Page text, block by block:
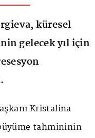
küresel
gelecek yıl için
Kristalina
tahmininin